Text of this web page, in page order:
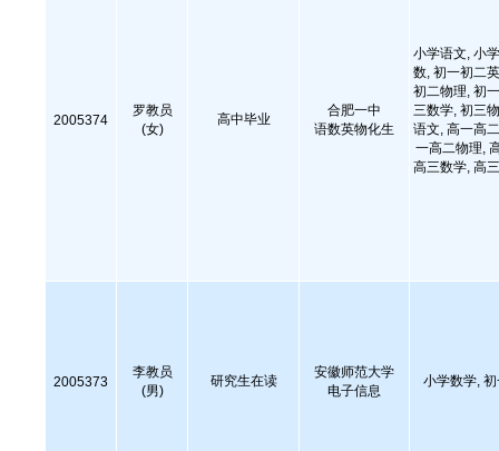
2005374
罗教员
(女)
高中毕业
合肥一中
语数英物化生
小学语文, 小
数, 初一初二
初二物理, 初
三数学, 初三
语文, 高一高
一高二物理,
高三数学, 高
2005373
李教员
(男)
研究生在读
安徽师范大学
电子信息
小学数学,